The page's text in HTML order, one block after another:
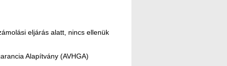
eljárás alatt, nincs ellenük
Alapítvány (AVHGA)